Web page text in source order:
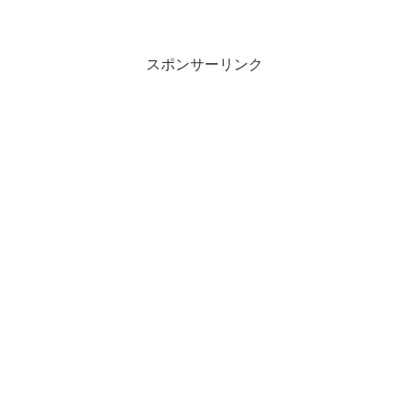
スポンサーリンク